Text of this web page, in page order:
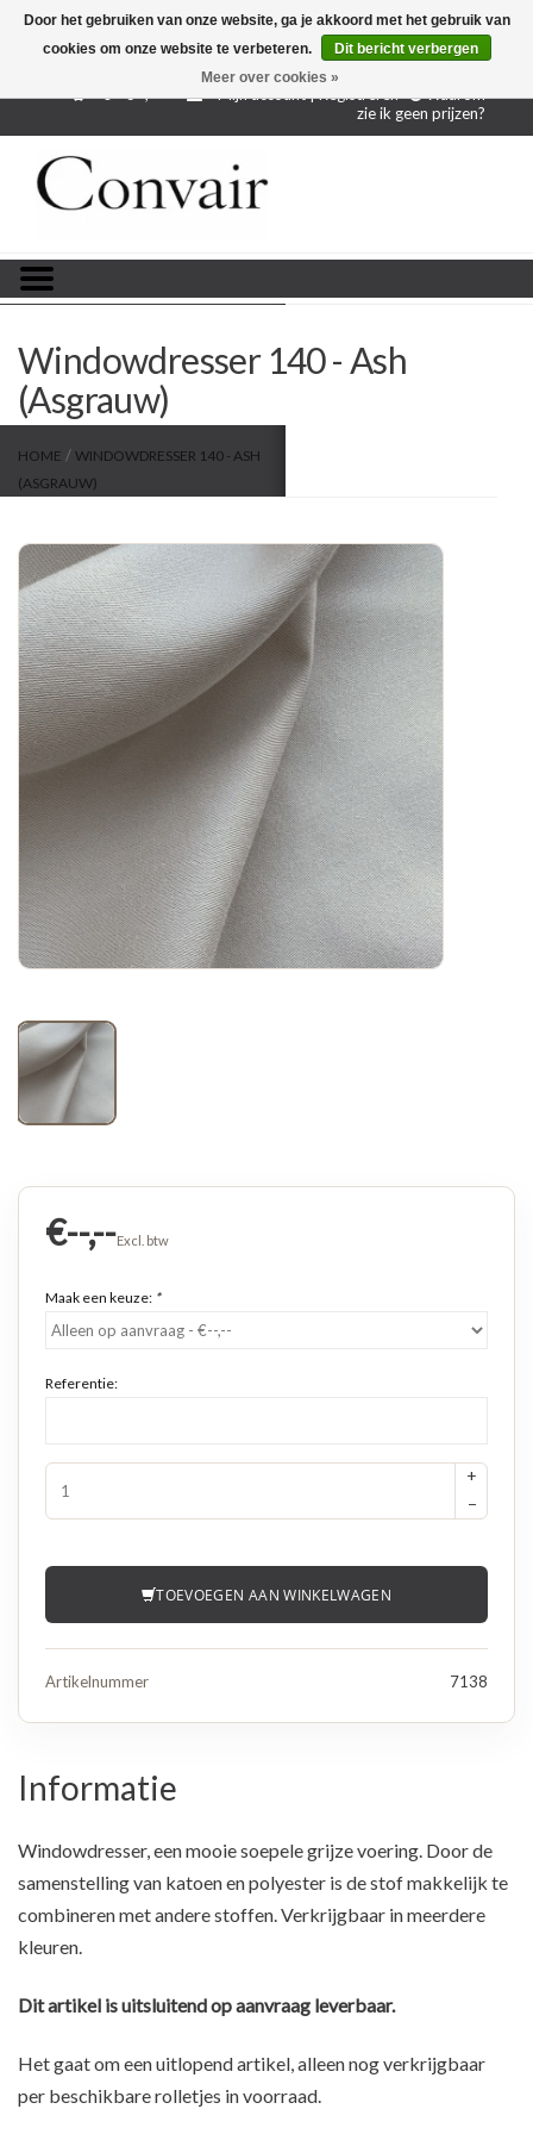
Gratis verzending bij aankoop vanaf € 250,-
Gratis
0 - €--,--
Mijn account | Registreren
Waarom
zie ik geen prijzen?
Stoffen per meter
Restanten
Blog
Windowdresser 140 - Ash
(Asgrauw)
HOME / WINDOWDRESSER 140 - ASH
(ASGRAUW)
€--,--Excl. btw
Maak een keuze: *
Referentie:
+
−
TOEVOEGEN AAN WINKELWAGEN
Artikelnummer 7138
Informatie
Windowdresser, een mooie soepele grijze voering. Door de
samenstelling van katoen en polyester is de stof makkelijk te
combineren met andere stoffen. Verkrijgbaar in meerdere
kleuren.
Dit artikel is uitsluitend op aanvraag leverbaar.
Het gaat om een uitlopend artikel, alleen nog verkrijgbaar
per beschikbare rolletjes in voorraad.
Door het gebruiken van onze website, ga je akkoord met het gebruik van
cookies om onze website te verbeteren.
Dit bericht verbergen
Meer over cookies »